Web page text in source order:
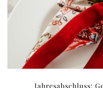
Jahresabschluss: